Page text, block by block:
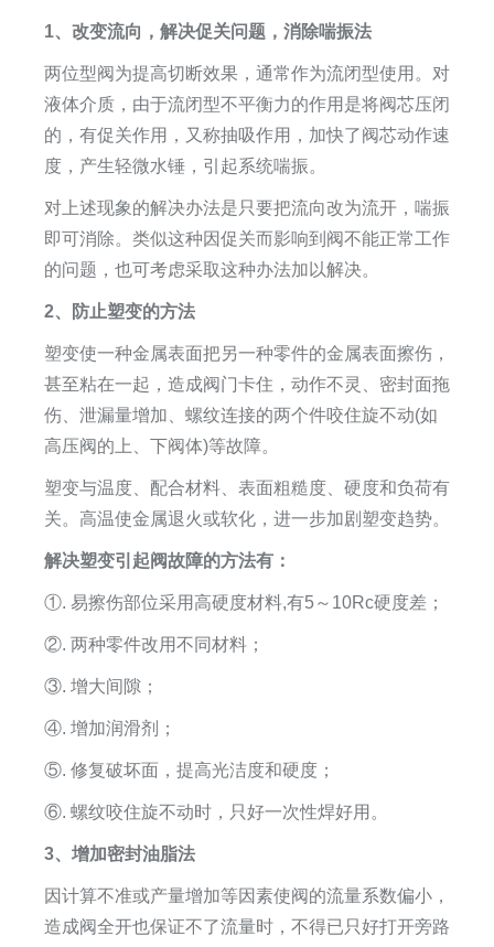
1、改变流向，解决促关问题，消除喘振法
两位型阀为提高切断效果，通常作为流闭型使用。对
液体介质，由于流闭型不平衡力的作用是将阀芯压闭
的，有促关作用，又称抽吸作用，加快了阀芯动作速
度，产生轻微水锤，引起系统喘振。
对上述现象的解决办法是只要把流向改为流开，喘振
即可消除。类似这种因促关而影响到阀不能正常工作
的问题，也可考虑采取这种办法加以解决。
2、防止塑变的方法
塑变使一种金属表面把另一种零件的金属表面擦伤，
甚至粘在一起，造成阀门卡住，动作不灵、密封面拖
伤、泄漏量增加、螺纹连接的两个件咬住旋不动(如
高压阀的上、下阀体)等故障。
塑变与温度、配合材料、表面粗糙度、硬度和负荷有
关。高温使金属退火或软化，进一步加剧塑变趋势。
解决塑变引起阀故障的方法有：
①. 易擦伤部位采用高硬度材料,有5～10Rc硬度差；
②. 两种零件改用不同材料；
③. 增大间隙；
④. 增加润滑剂；
⑤. 修复破坏面，提高光洁度和硬度；
⑥. 螺纹咬住旋不动时，只好一次性焊好用。
3、增加密封油脂法
因计算不准或产量增加等因素使阀的流量系数偏小，
造成阀全开也保证不了流量时，不得已只好打开旁路